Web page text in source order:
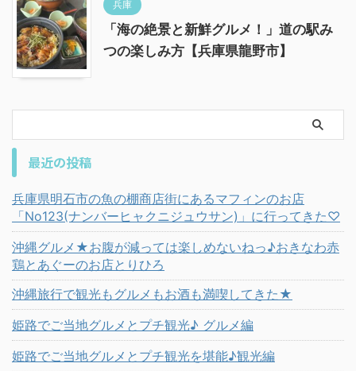
兵庫
「海の絶景と新鮮グルメ！」道の駅み
つの楽しみ方【兵庫県龍野市】
最近の投稿
兵庫県明石市の魚の棚商店街にあるマフィンのお店
「No123(ナンバーヒャクニジュウサン)」に行ってきた♡
沖縄グルメ★お腹が減っては楽しめないねっ♪おきなわ赤
鶏とあぐーのお店とりひろ
沖縄旅行で観光もグルメもお酒も満喫してきた★
姫路でご当地グルメとプチ観光♪ グルメ編
姫路でご当地グルメとプチ観光を堪能♪観光編